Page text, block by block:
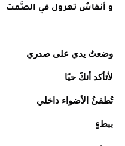
و أنفاسٌ تهرول في الصَّمت
وضعتُ يدي على صدري
لأتأكد أنكَ حيًا
تُطفئُ الأضواء داخلي
ببطءٍ